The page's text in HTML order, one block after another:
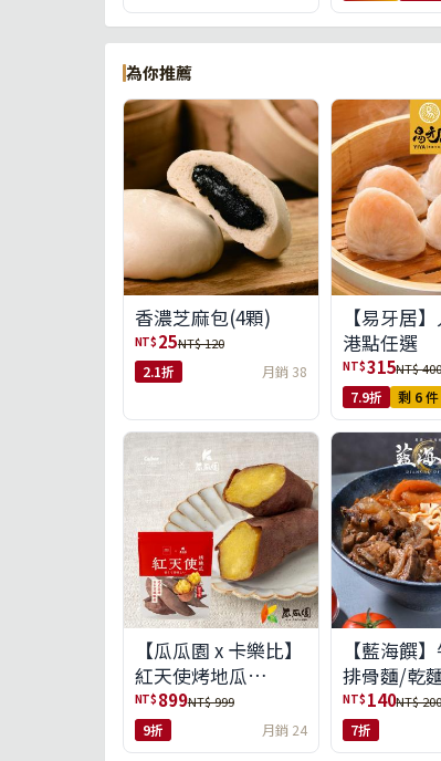
為你推薦
香濃芝麻包(4顆)
NT$ 25NT$ 120
2.1折 月銷 38
【易牙居
港點任選
NT$315NT$
7.9折 剩 6 件
【瓜瓜園 x 卡樂比】
紅天使烤地瓜
350g*10包(免運組)
NT$ 899NT$ 999
9折 月銷 24
【藍海饌
排骨麵/乾
任選
NT$ 140NT$
7折